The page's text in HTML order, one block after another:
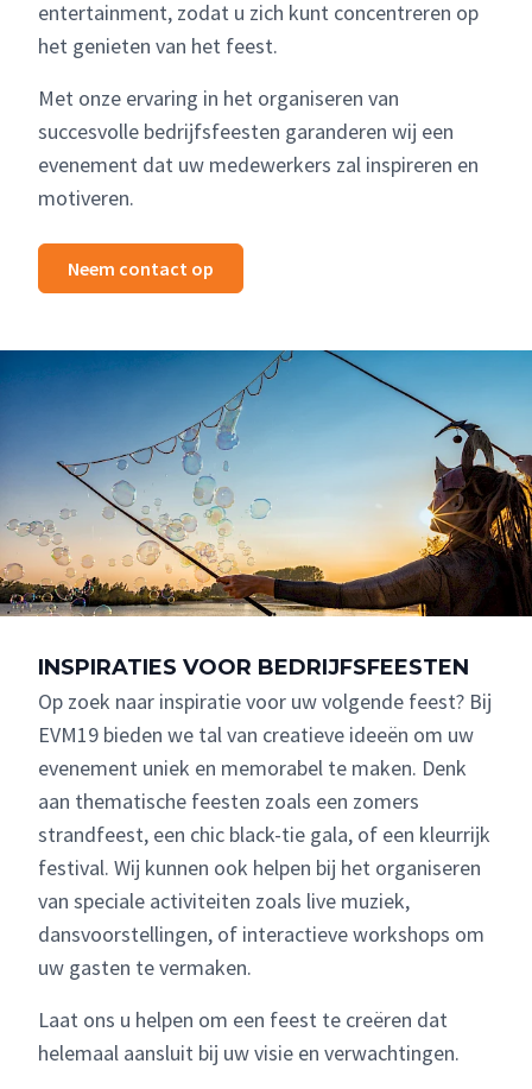
entertainment, zodat u zich kunt concentreren op
het genieten van het feest.
Met onze ervaring in het organiseren van
succesvolle bedrijfsfeesten garanderen wij een
evenement dat uw medewerkers zal inspireren en
motiveren.
Neem contact op
INSPIRATIES VOOR BEDRIJFSFEESTEN
Op zoek naar inspiratie voor uw volgende feest? Bij
EVM19 bieden we tal van creatieve ideeën om uw
evenement uniek en memorabel te maken. Denk
aan thematische feesten zoals een zomers
strandfeest, een chic black-tie gala, of een kleurrijk
festival. Wij kunnen ook helpen bij het organiseren
van speciale activiteiten zoals live muziek,
dansvoorstellingen, of interactieve workshops om
uw gasten te vermaken.
Laat ons u helpen om een feest te creëren dat
helemaal aansluit bij uw visie en verwachtingen.